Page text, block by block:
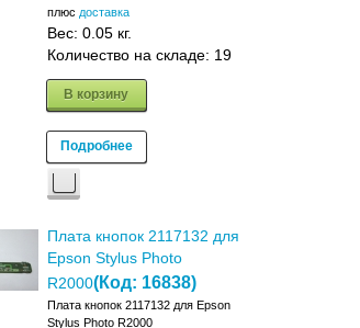
плюс доставка
Вес: 0.05 кг.
Количество на складе: 19
В корзину
Подробнее
Плата кнопок 2117132 для
Epson Stylus Photo
R2000(Код: 16838)
Плата кнопок 2117132 для Epson
Stylus Photo R2000